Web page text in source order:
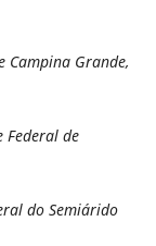
Campina Grande,
Federal de
do Semiárido